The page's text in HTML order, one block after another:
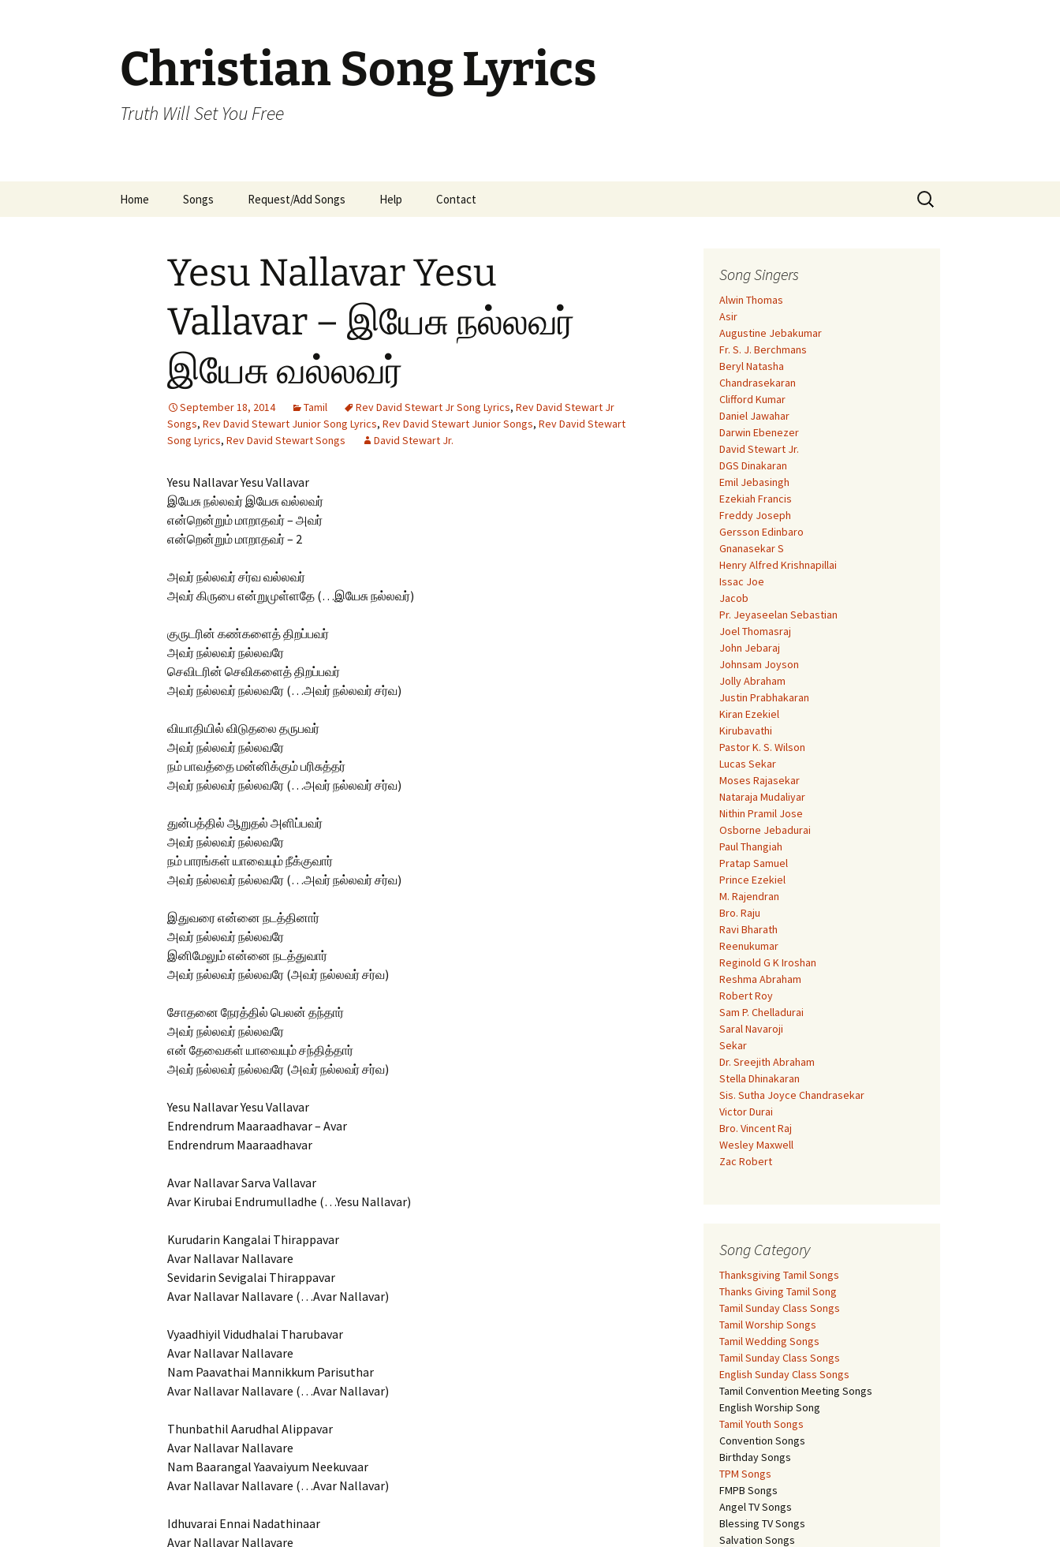
Christian Song Lyrics
Truth Will Set You Free
Home Songs
Malayalam Songs
Kannada Songs
Hindi Songs
English Songs English Sunday Class
Songs
Request/Add Songs Help Contact
Search
for:
Yesu Nallavar Yesu
Vallavar – இயேசு நல்லவர்
இயேசு வல்லவர்
September 18, 2014 Tamil Rev David Stewart Jr Song Lyrics, Rev David Stewart Jr
Songs, Rev David Stewart Junior Song Lyrics, Rev David Stewart Junior Songs, Rev David Stewart
Song Lyrics, Rev David Stewart Songs David Stewart Jr.
Yesu Nallavar Yesu Vallavar
இயேசு நல்லவர் இயேசு வல்லவர்
என்றென்றும் மாறாதவர் – அவர்
என்றென்றும் மாறாதவர் – 2
அவர் நல்லவர் சர்வ வல்லவர்
அவர் கிருபை என்றுமுள்ளதே (…இயேசு நல்லவர்)
குருடரின் கண்களைத் திறப்பவர்
அவர் நல்லவர் நல்லவரே
செவிடரின் செவிகளைத் திறப்பவர்
அவர் நல்லவர் நல்லவரே (…அவர் நல்லவர் சர்வ)
வியாதியில் விடுதலை தருபவர்
அவர் நல்லவர் நல்லவரே
நம் பாவத்தை மன்னிக்கும் பரிசுத்தர்
அவர் நல்லவர் நல்லவரே (…அவர் நல்லவர் சர்வ)
துன்பத்தில் ஆறுதல் அளிப்பவர்
அவர் நல்லவர் நல்லவரே
நம் பாரங்கள் யாவையும் நீக்குவார்
அவர் நல்லவர் நல்லவரே (…அவர் நல்லவர் சர்வ)
இதுவரை என்னை நடத்தினார்
அவர் நல்லவர் நல்லவரே
இனிமேலும் என்னை நடத்துவார்
அவர் நல்லவர் நல்லவரே (அவர் நல்லவர் சர்வ)
சோதனை நேரத்தில் பெலன் தந்தார்
அவர் நல்லவர் நல்லவரே
என் தேவைகள் யாவையும் சந்தித்தார்
அவர் நல்லவர் நல்லவரே (அவர் நல்லவர் சர்வ)
Yesu Nallavar Yesu Vallavar
Endrendrum Maaraadhavar – Avar
Endrendrum Maaraadhavar
Avar Nallavar Sarva Vallavar
Avar Kirubai Endrumulladhe (…Yesu Nallavar)
Kurudarin Kangalai Thirappavar
Avar Nallavar Nallavare
Sevidarin Sevigalai Thirappavar
Avar Nallavar Nallavare (…Avar Nallavar)
Vyaadhiyil Vidudhalai Tharubavar
Avar Nallavar Nallavare
Nam Paavathai Mannikkum Parisuthar
Avar Nallavar Nallavare (…Avar Nallavar)
Thunbathil Aarudhal Alippavar
Avar Nallavar Nallavare
Nam Baarangal Yaavaiyum Neekuvaar
Avar Nallavar Nallavare (…Avar Nallavar)
Idhuvarai Ennai Nadathinaar
Avar Nallavar Nallavare
Song Singers
Alwin Thomas
Asir
Augustine Jebakumar
Fr. S. J. Berchmans
Beryl Natasha
Chandrasekaran
Clifford Kumar
Daniel Jawahar
Darwin Ebenezer
David Stewart Jr.
DGS Dinakaran
Emil Jebasingh
Ezekiah Francis
Freddy Joseph
Gersson Edinbaro
Gnanasekar S
Henry Alfred Krishnapillai
Issac Joe
Jacob
Pr. Jeyaseelan Sebastian
Joel Thomasraj
John Jebaraj
Johnsam Joyson
Jolly Abraham
Justin Prabhakaran
Kiran Ezekiel
Kirubavathi
Pastor K. S. Wilson
Lucas Sekar
Moses Rajasekar
Nataraja Mudaliyar
Nithin Pramil Jose
Osborne Jebadurai
Paul Thangiah
Pratap Samuel
Prince Ezekiel
M. Rajendran
Bro. Raju
Ravi Bharath
Reenukumar
Reginold G K Iroshan
Reshma Abraham
Robert Roy
Sam P. Chelladurai
Saral Navaroji
Sekar
Dr. Sreejith Abraham
Stella Dhinakaran
Sis. Sutha Joyce Chandrasekar
Victor Durai
Bro. Vincent Raj
Wesley Maxwell
Zac Robert
Song Category
Thanksgiving Tamil Songs
Thanks Giving Tamil Song
Tamil Sunday Class Songs
Tamil Worship Songs
Tamil Wedding Songs
Tamil Sunday Class Songs
English Sunday Class Songs
Tamil Convention Meeting Songs
English Worship Song
Tamil Youth Songs
Convention Songs
Birthday Songs
TPM Songs
FMPB Songs
Angel TV Songs
Blessing TV Songs
Salvation Songs